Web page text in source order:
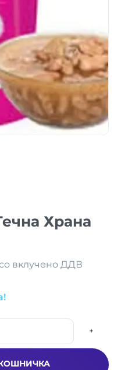
Храна
вклучено ДДВ
+